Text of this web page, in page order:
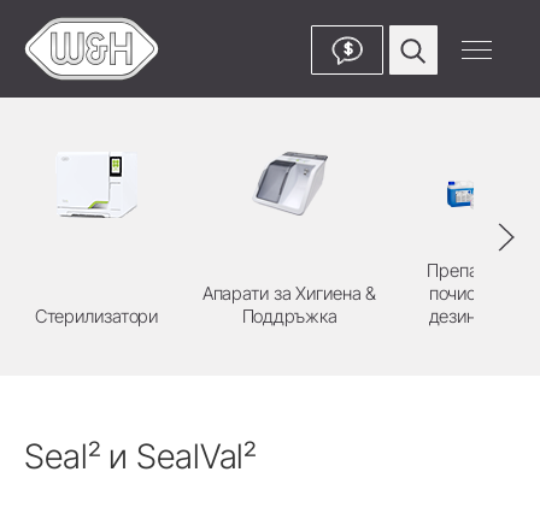
$
Стерилизатори
Апарати за Хигиена &
Поддръжка
Препарати за
почистване и
дезинфекция
Seal² и SealVal²